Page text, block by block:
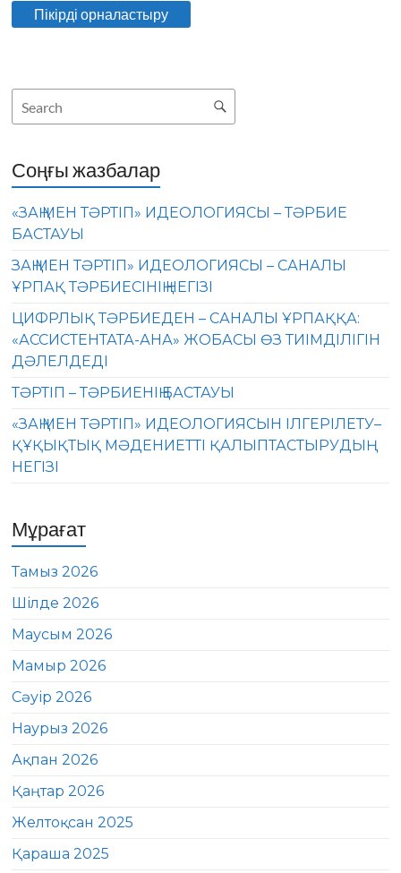
Соңғы жазбалар
«ЗАҢ МЕН ТӘРТІП» ИДЕОЛОГИЯСЫ – ТӘРБИЕ
БАСТАУЫ
ЗАҢ МЕН ТӘРТІП» ИДЕОЛОГИЯСЫ – САНАЛЫ
ҰРПАҚ ТӘРБИЕСІНІҢ НЕГІЗІ
ЦИФРЛЫҚ ТӘРБИЕДЕН – САНАЛЫ ҰРПАҚҚА:
«АССИСТЕНТАТА-АНА» ЖОБАСЫ ӨЗ ТИІМДІЛІГІН
ДӘЛЕЛДЕДІ
ТӘРТІП – ТӘРБИЕНІҢ БАСТАУЫ
«ЗАҢ МЕН ТӘРТІП» ИДЕОЛОГИЯСЫН ІЛГЕРІЛЕТУ–
ҚҰҚЫҚТЫҚ МӘДЕНИЕТТІ ҚАЛЫПТАСТЫРУДЫҢ
НЕГІЗІ
Мұрағат
Тамыз 2026
Шілде 2026
Маусым 2026
Мамыр 2026
Сәуір 2026
Наурыз 2026
Ақпан 2026
Қаңтар 2026
Желтоқсан 2025
Қараша 2025